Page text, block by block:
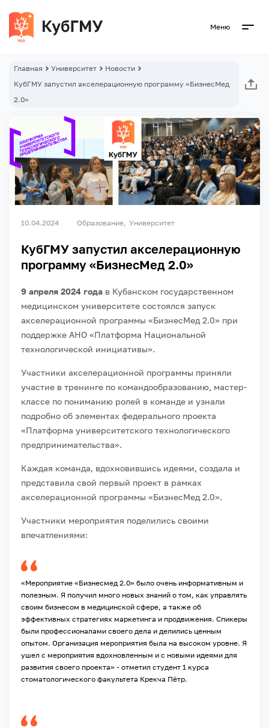
Меню
Главная Университет
Новости
КубГМУ запустил акселерационную программу «БизнесМед
2.0»
10.04.2024 Образование Университет
КубГМУ запустил акселерационную
программу «БизнесМед 2.0»
9 апреля 2024 года в Кубанском государственном
медицинском университете состоялся запуск
акселерационной программы «БизнесМед 2.0» при
поддержке АНО «Платформа Национальной
технологической инициативы».
Участники акселерационной программы приняли
участие в тренинге по командообразованию, мастер-
классе по пониманию ролей в команде и узнали
подробно об элементах федерального проекта
«Платформа университетского технологического
предпринимательства».
Каждая команда, вдохновившись идеями, создала и
представила свой первый проект в рамках
акселерационной программы «БизнесМед 2.0».
Участники мероприятия поделились своими
впечатлениями:
«Мероприятие «Бизнесмед 2.0» было очень информативным и
полезным. Я получил много новых знаний о том, как управлять
своим бизнесом в медицинской сфере, а также об
эффективных стратегиях маркетинга и продвижения. Спикеры
были профессионалами своего дела и делились ценным
опытом. Организация мероприятия была на высоком уровне. Я
ушел с мероприятия вдохновленным и с новыми идеями для
развития своего проекта» - отметил студент 1 курса
стоматологического факультета Крекча Пётр.